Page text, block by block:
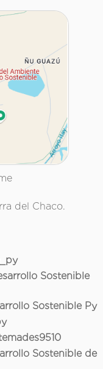
del Chaco.
Sostenible
Sostenible Py
Sostenible de